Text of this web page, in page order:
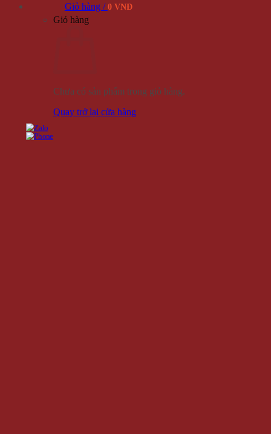
Giỏ hàng / 0 VNĐ
Giỏ hàng
Chưa có sản phẩm trong giỏ hàng.
Quay trở lại cửa hàng